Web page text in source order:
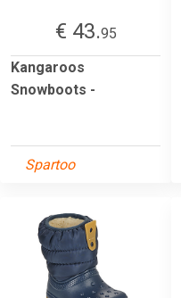
€ 43.95
Kangaroos
Snowboots -
Spartoo